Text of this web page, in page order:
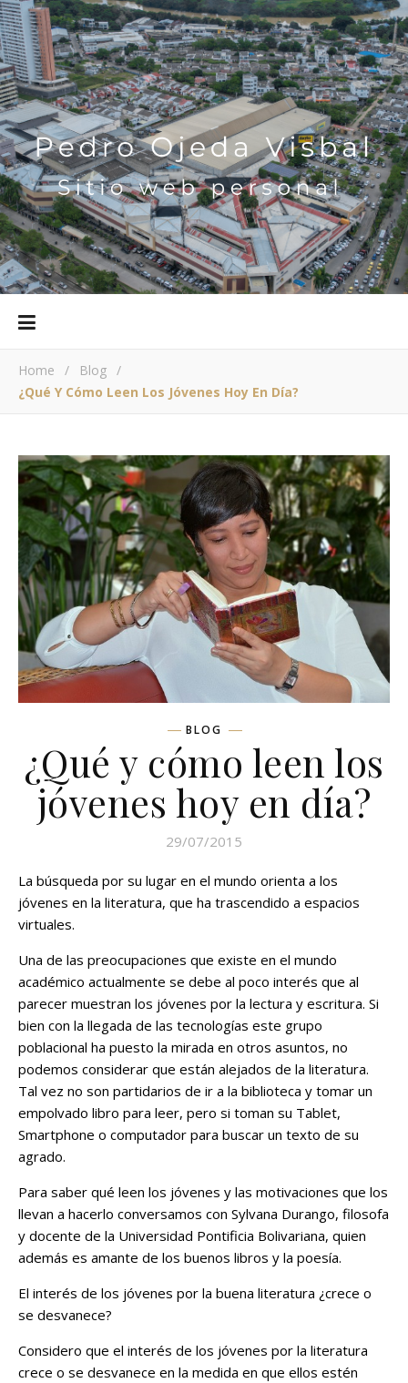
Home / Blog /
¿Qué Y Cómo Leen Los Jóvenes Hoy En Día?
BLOG
¿Qué y cómo leen los
jóvenes hoy en día?
29/07/2015
La búsqueda por su lugar en el mundo orienta a los
jóvenes en la literatura, que ha trascendido a espacios
virtuales.
Una de las preocupaciones que existe en el mundo
académico actualmente se debe al poco interés que al
parecer muestran los jóvenes por la lectura y escritura. Si
bien con la llegada de las tecnologías este grupo
poblacional ha puesto la mirada en otros asuntos, no
podemos considerar que están alejados de la literatura.
Tal vez no son partidarios de ir a la biblioteca y tomar un
empolvado libro para leer, pero si toman su Tablet,
Smartphone o computador para buscar un texto de su
agrado.
Para saber qué leen los jóvenes y las motivaciones que los
llevan a hacerlo conversamos con Sylvana Durango, filosofa
y docente de la Universidad Pontificia Bolivariana, quien
además es amante de los buenos libros y la poesía.
El interés de los jóvenes por la buena literatura ¿crece o
se desvanece?
Considero que el interés de los jóvenes por la literatura
crece o se desvanece en la medida en que ellos estén